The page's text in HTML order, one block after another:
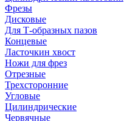
Фрезы
Дисковые
Для Т-образных пазов
Концевые
Ласточкин хвост
Ножи для фрез
Отрезные
Трехсторонние
Угловые
Цилиндрические
Червячные